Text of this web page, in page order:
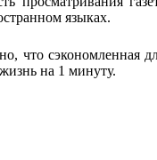
языках.
что сэкономленная
на 1 минуту.